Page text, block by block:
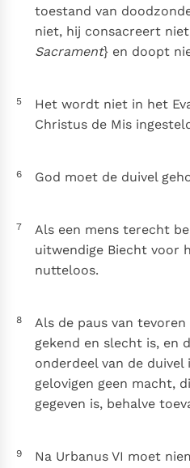
Paus Leo XIV in Pavia: "De
een taak"
Paus in Pavia: St.
"naar het innerlijk" toe te
kerkelijke documenten
Katholieke Kerk in het
toestand van
niet, hij consacreert
Sacrament} en doopt
5
Het wordt niet in het
Christus de Mis
6 God moet de duivel
7
Als een mens terecht
uitwendige Biecht voor
nutteloos.
8 Als de paus van tevoren
gekend en slecht is, en
onderdeel van de duivel
gelovigen geen macht,
gegeven is, behalve
9
Na Urbanus VI moet